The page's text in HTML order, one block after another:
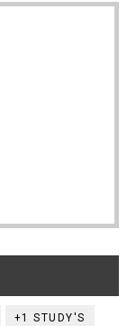
+1 STUDY'S